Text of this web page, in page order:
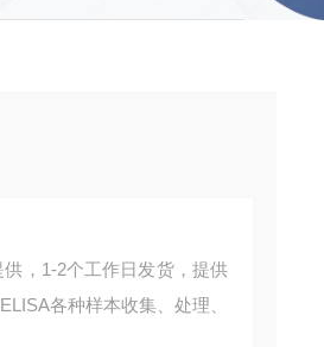
，1-2个工作日发货，提供
各种样本收集、处理、